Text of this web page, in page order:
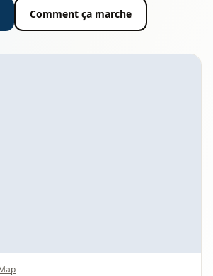
Comment ça marche